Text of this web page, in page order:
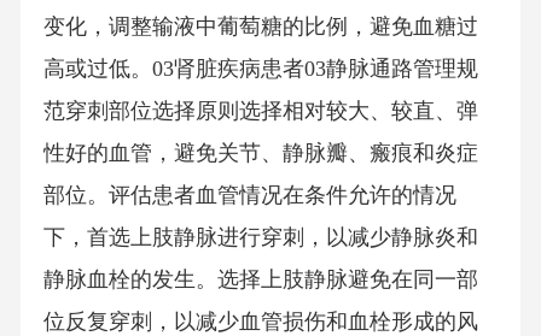
变化，调整输液中葡萄糖的比例，避免血糖过
高或过低。03肾脏疾病患者03静脉通路管理规
范穿刺部位选择原则选择相对较大、较直、弹
性好的血管，避免关节、静脉瓣、瘢痕和炎症
部位。评估患者血管情况在条件允许的情况
下，首选上肢静脉进行穿刺，以减少静脉炎和
静脉血栓的发生。选择上肢静脉避免在同一部
位反复穿刺，以减少血管损伤和血栓形成的风